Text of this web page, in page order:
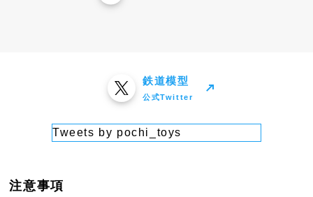
鉄道模型
公式Twitter
Tweets by pochi_toys
注意事項